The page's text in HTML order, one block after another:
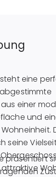
eine
einer
und
seine
präsentiert